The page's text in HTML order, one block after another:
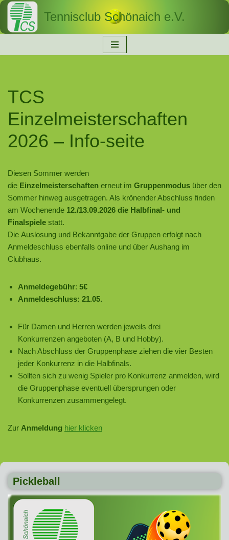
Zum
Tennisclub Schönaich e.V.
TCS
Einzelmeisterschaften
2026 – Info-seite
Diesen Sommer werden
die Einzelmeisterschaften erneut im Gruppenmodus über den
Sommer hinweg ausgetragen. Als krönender Abschluss finden
am Wochenende 12./13.09.2026 die Halbfinal- und
Finalspiele statt.
Die Auslosung und Bekanntgabe der Gruppen erfolgt nach
Anmeldeschluss ebenfalls online und über Aushang im
Clubhaus.
Anmeldegebühr: 5€
Anmeldeschluss: 21.05.
Für Damen und Herren werden jeweils drei
Konkurrenzen angeboten (A, B und Hobby).
Nach Abschluss der Gruppenphase ziehen die vier Besten
jeder Konkurrenz in die Halbfinals.
Sollten sich zu wenig Spieler pro Konkurrenz anmelden, wird
die Gruppenphase eventuell übersprungen oder
Konkurrenzen zusammengelegt.
Zur Anmeldung hier klicken
Pickleball